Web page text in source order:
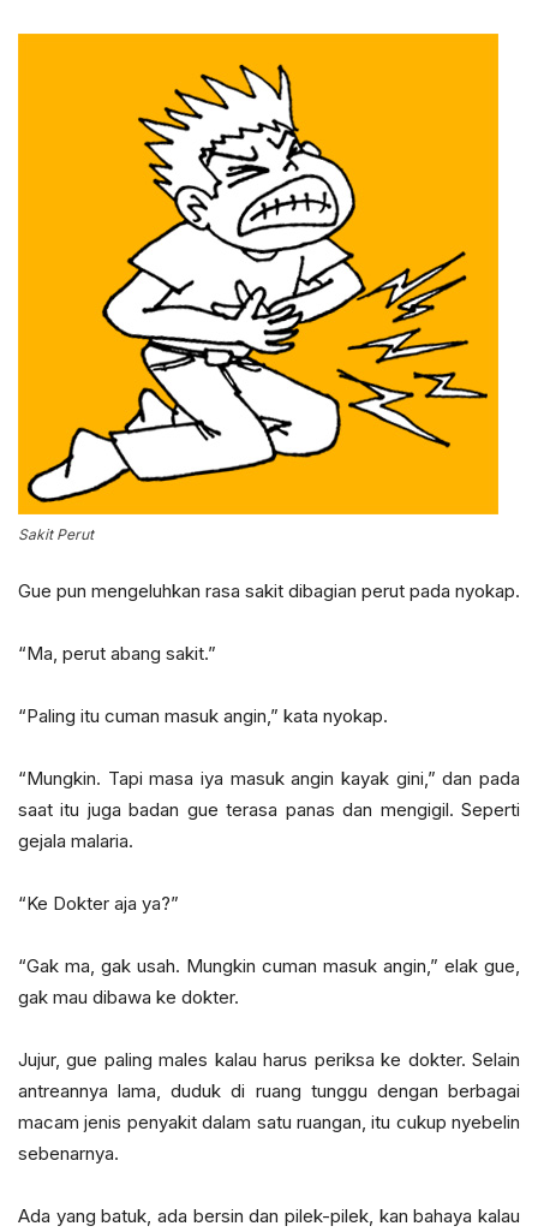
Sakit Perut
Gue pun mengeluhkan rasa sakit dibagian perut pada nyokap.
“Ma, perut abang sakit.”
“Paling itu cuman masuk angin,” kata nyokap.
“Mungkin. Tapi masa iya masuk angin kayak gini,” dan pada
saat itu juga badan gue terasa panas dan mengigil. Seperti
gejala malaria.
“Ke Dokter aja ya?”
“Gak ma, gak usah. Mungkin cuman masuk angin,” elak gue,
gak mau dibawa ke dokter.
Jujur, gue paling males kalau harus periksa ke dokter. Selain
antreannya lama, duduk di ruang tunggu dengan berbagai
macam jenis penyakit dalam satu ruangan, itu cukup nyebelin
sebenarnya.
Ada yang batuk, ada bersin dan pilek-pilek, kan bahaya kalau